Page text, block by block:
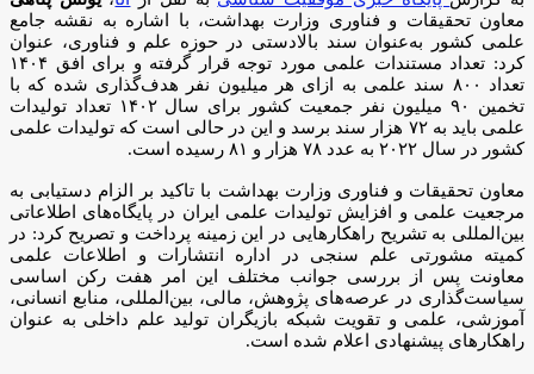
معاون تحقیقات و فناوری وزارت بهداشت، با اشاره به نقشه جامع
علمی کشور به‌عنوان سند بالادستی در حوزه علم و فناوری، عنوان
کرد: تعداد مستندات علمی مورد توجه قرار گرفته و برای افق ۱۴۰۴
تعداد ۸۰۰ سند علمی به ازای هر میلیون نفر هدف‌گذاری شده که با
تخمین ۹۰ میلیون نفر جمعیت کشور برای سال ۱۴۰۲ تعداد تولیدات
علمی باید به ۷۲ هزار سند برسد و این در حالی است که تولیدات علمی
کشور در سال ۲۰۲۲ به عدد ۷۸ هزار و ۸۱ رسیده است.
معاون تحقیقات و فناوری وزارت بهداشت با تاکید بر الزام دستیابی به
مرجعیت علمی و افزایش تولیدات علمی ایران در پایگاه‌های اطلاعاتی
بین‌المللی به تشریح راهکار‌هایی در این زمینه پرداخت و تصریح کرد: در
کمیته مشورتی علم سنجی در اداره انتشارات و اطلاعات علمی
معاونت پس از بررسی جوانب مختلف این امر هفت رکن اساسی
سیاست‌گذاری در عرصه‌های پژوهش، مالی، بین‌المللی، منابع انسانی،
آموزشی، علمی و تقویت شبکه بازیگران تولید علم داخلی به عنوان
راهکار‌های پیشنهادی اعلام شده است.